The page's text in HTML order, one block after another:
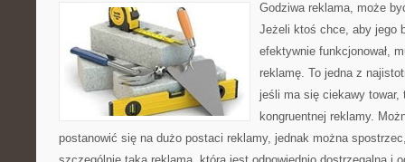
Godziwa reklama, może
Jeżeli ktoś chce, aby jego
efektywnie funkcjonował,
reklamę. To jedna z
jeśli ma się ciekawy towar,
kongruentnej reklamy.
postanowić się na dużo postaci reklamy, jednak można